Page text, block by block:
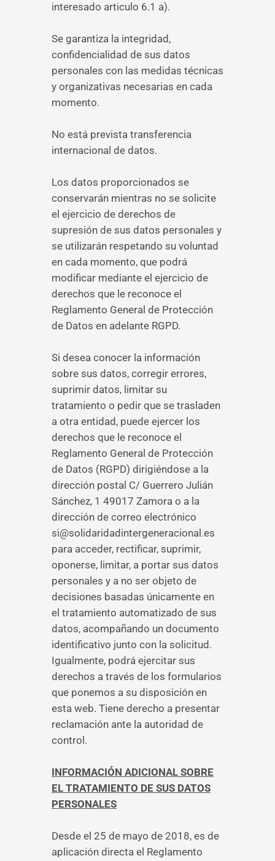
interesado articulo 6.1 a).
Se garantiza la integridad,
confidencialidad de sus datos
personales con las medidas técnicas
y organizativas necesarias en cada
momento.
No está prevista transferencia
internacional de datos.
Los datos proporcionados se
conservarán mientras no se solicite
el ejercicio de derechos de
supresión de sus datos personales y
se utilizarán respetando su voluntad
en cada momento, que podrá
modificar mediante el ejercicio de
derechos que le reconoce el
Reglamento General de Protección
de Datos en adelante RGPD.
Si desea conocer la información
sobre sus datos, corregir errores,
suprimir datos, limitar su
tratamiento o pedir que se trasladen
a otra entidad, puede ejercer los
derechos que le reconoce el
Reglamento General de Protección
de Datos (RGPD) dirigiéndose a la
dirección postal C/ Guerrero Julián
Sánchez, 1 49017 Zamora o a la
dirección de correo electrónico
si@solidaridadintergeneracional.es
para acceder, rectificar, suprimir,
oponerse, limitar, a portar sus datos
personales y a no ser objeto de
decisiones basadas únicamente en
el tratamiento automatizado de sus
datos, acompañando un documento
identificativo junto con la solicitud.
Igualmente, podrá ejercitar sus
derechos a través de los formularios
que ponemos a su disposición en
esta web. Tiene derecho a presentar
reclamación ante la autoridad de
control.
INFORMACIÓN ADICIONAL SOBRE
EL TRATAMIENTO DE SUS DATOS
PERSONALES
Desde el 25 de mayo de 2018, es de
aplicación directa el Reglamento